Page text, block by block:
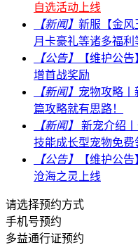
自选活动上线
【新闻】 新服【金风
月卡豪礼等诸多福利
【公告】
【维护公
增首战奖励
【新闻】 宠物攻略
篇攻略就有思路！
【新闻】
新宠介绍
技能成长型宠物免费
【公告】
【维护公
沧海之灵上线
请选择预约方式
手机号预约
多益通行证预约